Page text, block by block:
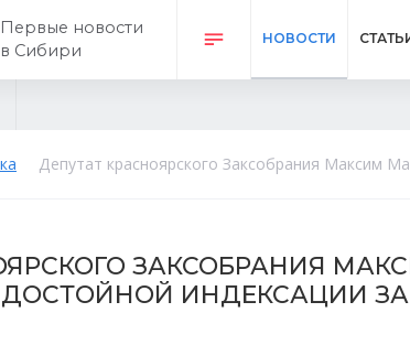
Первые новости
в Сибири
НОВОСТИ
Депутат красноярского Заксобрания Максим
ЗАКСОБРАНИЯ
ИНДЕКСАЦИИ